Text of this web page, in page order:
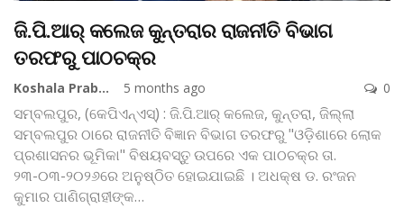
ଜି.ପି.ଆର୍‌ କଲେଜ କୁନ୍ତରାର ରାଜନୀତି ବିଭାଗ
ତରଫରୁ ପାଠଚକ୍ର
Koshala Prabaha 5 months ago 0
ସମ୍ବଲପୁର, (କେପିଏନ୍‌ଏସ୍‌) : ଜି.ପି.ଆର୍‌ କଲେଜ, କୁନ୍ତରା, ଜିଲ୍ଲା
ସମ୍ବଲପୁର ଠାରେ ରାଜନୀତି ବିଜ୍ଞାନ ବିଭାଗ ତରଫରୁ "ଓଡ଼ିଶାରେ ଲୋକ
ପ୍ରଶାସନର ଭୂମିକା" ବିଷୟବସ୍ତୁ ଉପରେ ଏକ ପାଠଚକ୍ର ତା.
୨୩-୦୩-୨୦୨୬ରେ ଅନୁଷ୍ଠିତ ହୋଇଯାଇଛି । ଅଧକ୍ଷ ଡ. ରଂଜନ
କୁମାର ପାଣିଗ୍ରାହୀଙ୍କ…